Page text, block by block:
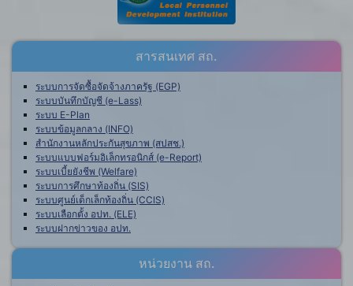
สารสนเทศ สถ.
ระบบการจัดซื้อจัดจ้างภาครัฐ (EGP)
ระบบบันทึกบัญชี (e-Lass)
ระบบ E-Plan
ระบบข้อมูลกลาง (INFO)
สำนักงานหลักประกันสุขภาพ (สปสช.)
ระบบแบบฟอร์มอิเล็กทรอนิกส์ (e-Report)
ระบบเบี้ยยังชีพ (Welfare)
ระบบการศึกษาท้องถิ่น (SIS)
ระบบศูนย์เด็กเล็กท้องถิ่น (CCIS)
ระบบเลือกตั้ง อปท. (ELE)
ระบบฝากข่าวของ อปท.
หน่วยงาน สถ.